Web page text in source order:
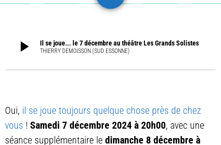
play_arrow Il se joue... le 7 décembre au théâtre Les Grands Solistes
THIERRY DEMOISSON (SUD ESSONNE)
Oui, il se joue toujours quelque chose près de chez
vous ! Samedi 7 décembre 2024 à 20h00, avec une
séance supplémentaire le dimanche 8 décembre à